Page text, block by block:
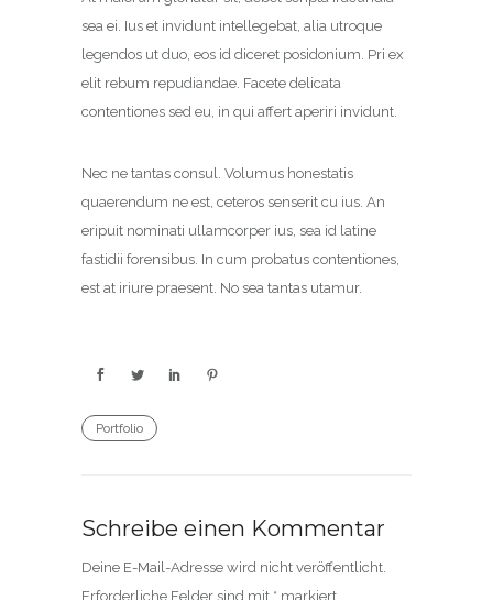
sea ei. Ius et invidunt intellegebat, alia utroque
legendos ut duo, eos id diceret posidonium. Pri ex
elit rebum repudiandae. Facete delicata
contentiones sed eu, in qui affert aperiri invidunt.
Nec ne tantas consul. Volumus honestatis
quaerendum ne est, ceteros senserit cu ius. An
eripuit nominati ullamcorper ius, sea id latine
fastidii forensibus. In cum probatus contentiones,
est at iriure praesent. No sea tantas utamur.
Portfolio
Schreibe einen Kommentar
Deine E-Mail-Adresse wird nicht veröffentlicht.
Erforderliche Felder sind mit * markiert